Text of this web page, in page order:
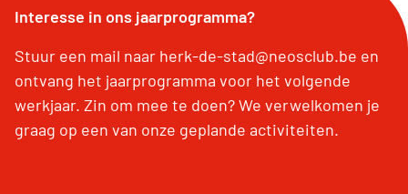
Interesse in ons jaarprogramma?
Stuur een mail naar herk-de-stad@neosclub.be en
ontvang het jaarprogramma voor het volgende
werkjaar. Zin om mee te doen? We verwelkomen je
graag op een van onze geplande activiteiten.